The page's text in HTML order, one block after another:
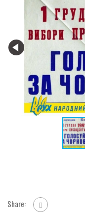
Share: